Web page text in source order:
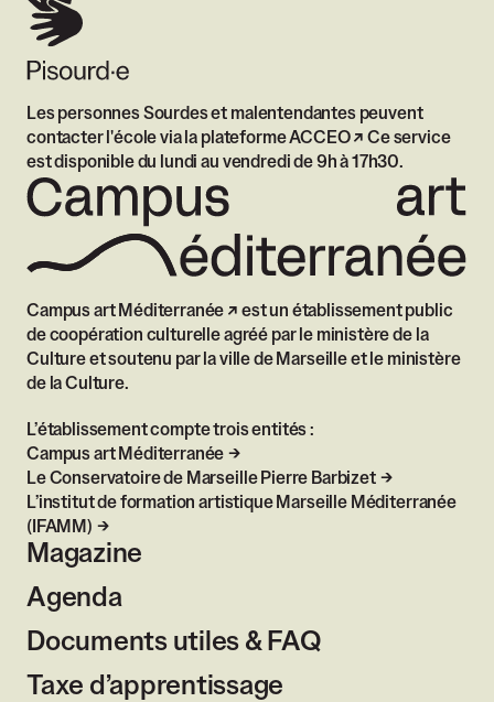
Magazine
Agenda
Documents utiles & FAQ
Taxe d’apprentissage
Campus art Méditerranée
est un établissement public
de coopération culturelle agréé par le ministère de la
Culture et soutenu par la ville de Marseille et le ministère
de la Culture.
L’établissement compte trois entités :
Campus art Méditerranée
Le Conservatoire de Marseille Pierre Barbizet
L’institut de formation artistique Marseille Méditerranée
(IFAMM)
Les personnes Sourdes et malentendantes peuvent
contacter l'école via la plateforme ACCEO
Ce service
est disponible du lundi au vendredi de 9h à 17h30.